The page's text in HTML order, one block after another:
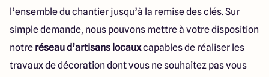
l’ensemble du chantier jusqu’à la remise des clés. Sur
simple demande, nous pouvons mettre à votre disposition
notre réseau d’artisans locauxcapables de réaliser les
travaux de décoration dont vous ne souhaitez pas vous